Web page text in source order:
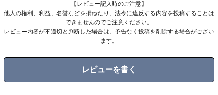
【レビュー記入時のご注意】
他人の権利、利益、名誉などを損ねたり、法令に違反する内容を投稿することは
できませんのでご注意ください。
レビュー内容が不適切と判断した場合は、予告なく投稿を削除する場合がござい
ます。
レビューを書く